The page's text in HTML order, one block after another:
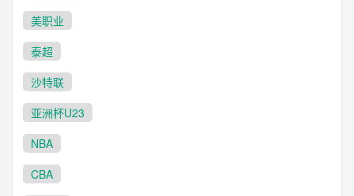
美职业
泰超
沙特联
亚洲杯U23
NBA
CBA